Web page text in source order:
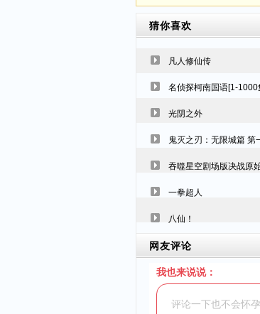
猜你喜欢
凡人修仙传
名侦探柯南国语[1-1000
光阴之外
鬼灭之刃：无限城篇 第
吞噬星空剧场版决战原
一拳超人
八仙！
网友评论
我也来说说：